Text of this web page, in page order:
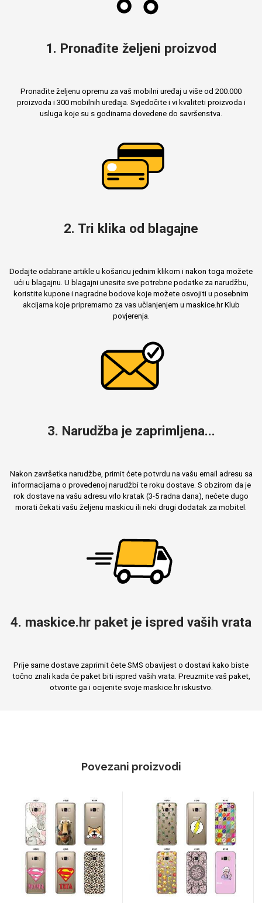
1. Pronađite željeni proizvod
Pronađite željenu opremu za vaš mobilni uređaj u više od 200.000
proizvoda i 300 mobilnih uređaja. Svjedočite i vi kvaliteti proizvoda i
usluga koje su s godinama dovedene do savršenstva.
2. Tri klika od blagajne
Dodajte odabrane artikle u košaricu jednim klikom i nakon toga možete
ući u blagajnu. U blagajni unesite sve potrebne podatke za narudžbu,
koristite kupone i nagradne bodove koje možete osvojiti u posebnim
akcijama koje pripremamo za vas učlanjenjem u maskice.hr Klub
povjerenja.
3. Narudžba je zaprimljena...
Nakon završetka narudžbe, primit ćete potvrdu na vašu email adresu sa
informacijama o provedenoj narudžbi te roku dostave. S obzirom da je
rok dostave na vašu adresu vrlo kratak (3-5 radna dana), nećete dugo
morati čekati vašu željenu maskicu ili neki drugi dodatak za mobitel.
4. maskice.hr paket je ispred vaših vrata
Prije same dostave zaprimit ćete SMS obavijest o dostavi kako biste
točno znali kada će paket biti ispred vaših vrata. Preuzmite vaš paket,
otvorite ga i ocijenite svoje maskice.hr iskustvo.
Povezani proizvodi
Sportski motivi Obiteljski motivi